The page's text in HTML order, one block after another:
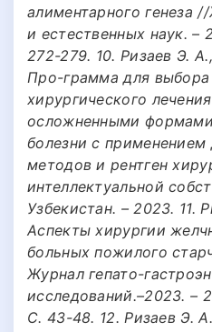
алиментарного генеза
и естественных наук. –
272-279. 10. Ризаев Э.
Про-грамма для выбора
хирургического
осложненными
болезни с применением
методов и рентген
интеллектуальной
Узбекистан. – 2023. 11.
Аспекты хирургии
больных пожилого
Журнал гепато-
исследований.–2023. –
С. 43-48. 12. Ризаев Э.